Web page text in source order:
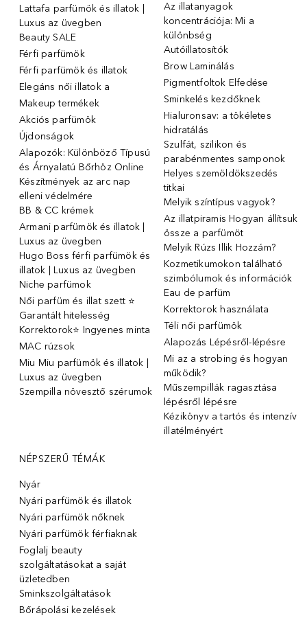
Lattafa parfümök és illatok |
Luxus az üvegben
Beauty SALE
Férfi parfümök
Férfi parfümök és illatok
Elegáns női illatok ️a
Makeup termékek
Akciós parfümök
Újdonságok
Alapozók: Különböző Típusú
és Árnyalatú Bőrhöz Online
Készítmények az arc nap
elleni védelmére
BB & CC krémek
Armani parfümök és illatok |
Luxus az üvegben
Hugo Boss férfi parfümök és
illatok | Luxus az üvegben
Niche parfümok
Női parfüm és illat szett ⭐
Garantált hitelesség
Korrektorok⭐ Ingyenes minta
MAC rúzsok
Miu Miu parfümök és illatok |
Luxus az üvegben
Szempilla növesztő szérumok
Az illatanyagok
koncentrációja: Mi a
különbség
Autóillatosítók
Brow Laminálás
Pigmentfoltok Elfedése
Sminkelés kezdőknek
Hialuronsav: a tökéletes
hidratálás
Szulfát, szilikon és
parabénmentes samponok
Helyes szemöldökszedés
titkai
Melyik színtípus vagyok?
Az illatpiramis Hogyan állítsuk
össze a parfümöt
Melyik Rúzs Illik Hozzám?
Kozmetikumokon található
szimbólumok és információk
Eau de parfüm
Korrektorok használata
Téli női parfümök
Alapozás Lépésről-lépésre
Mi az a strobing és hogyan
működik?
Műszempillák ragasztása
lépésről lépésre
Kézikönyv a tartós és intenzív
illatélményért
NÉPSZERŰ TÉMÁK
Nyár
Nyári parfümök és illatok
Nyári parfümök nőknek
Nyári parfümök férfiaknak
Foglalj beauty
szolgáltatásokat a saját
üzletedben
Sminkszolgáltatások
Bőrápolási kezelések